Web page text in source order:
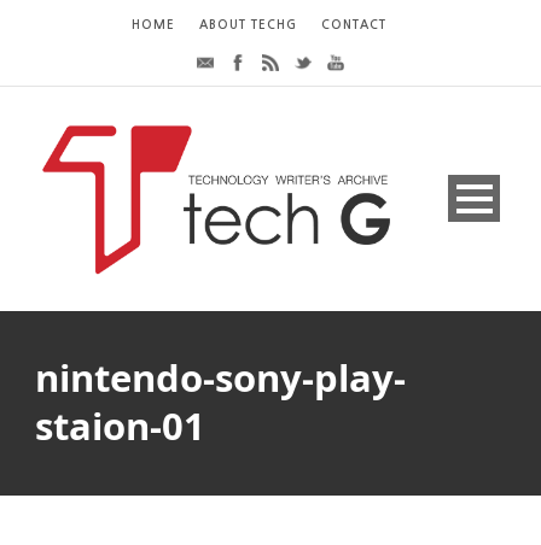
HOME ABOUT TECHG CONTACT
nintendo-sony-play-
staion-01